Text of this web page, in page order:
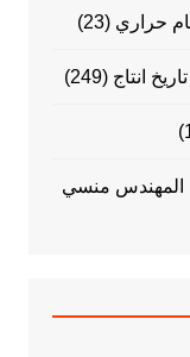
حراري (23)
انتاج (249)